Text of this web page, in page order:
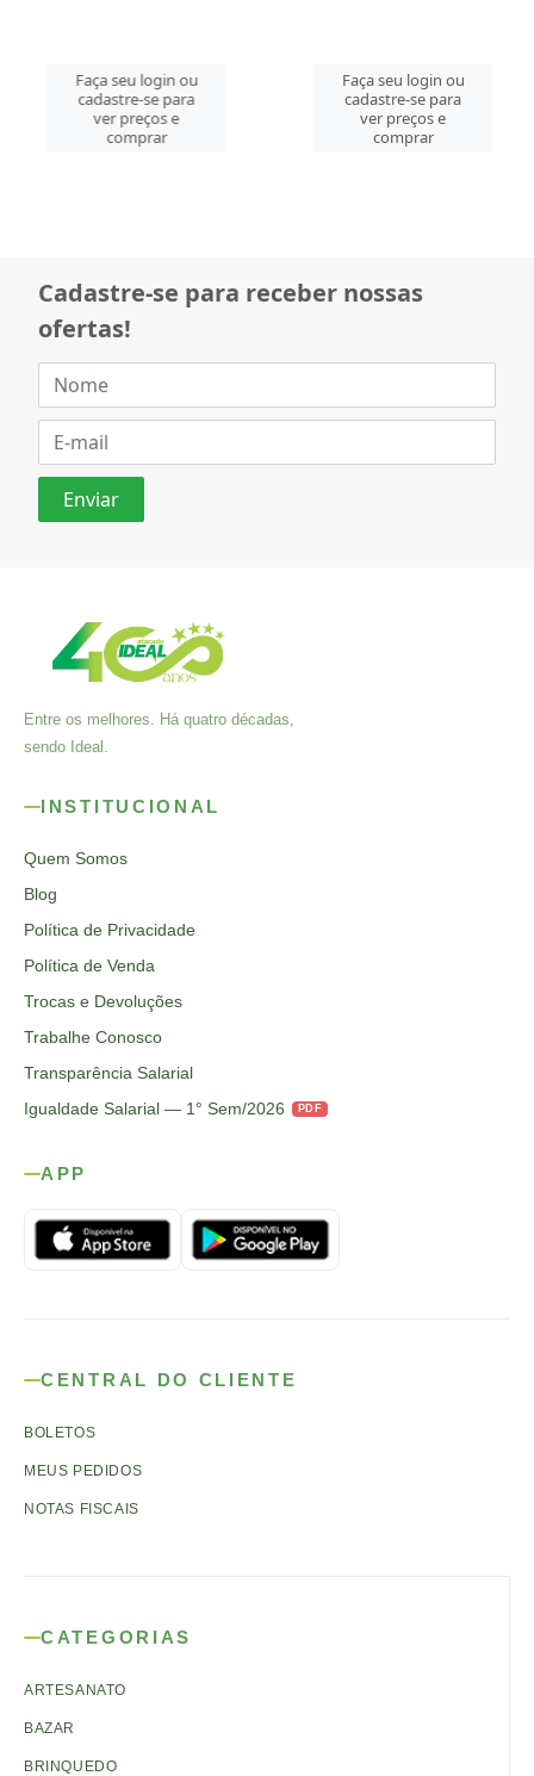
Faça seu login ou
cadastre-se para
ver preços e
comprar
Faça seu login ou
cadastre-se para
ver preços e
comprar
Cadastre-se para receber nossas
ofertas!
Entre os melhores. Há quatro décadas,
sendo Ideal.
INSTITUCIONAL
Quem Somos
Blog
Política de Privacidade
Política de Venda
Trocas e Devoluções
Trabalhe Conosco
Transparência Salarial
Igualdade Salarial — 1° Sem/2026
PDF
APP
CENTRAL DO CLIENTE
BOLETOS
MEUS PEDIDOS
NOTAS FISCAIS
CATEGORIAS
ARTESANATO
BAZAR
BRINQUEDO